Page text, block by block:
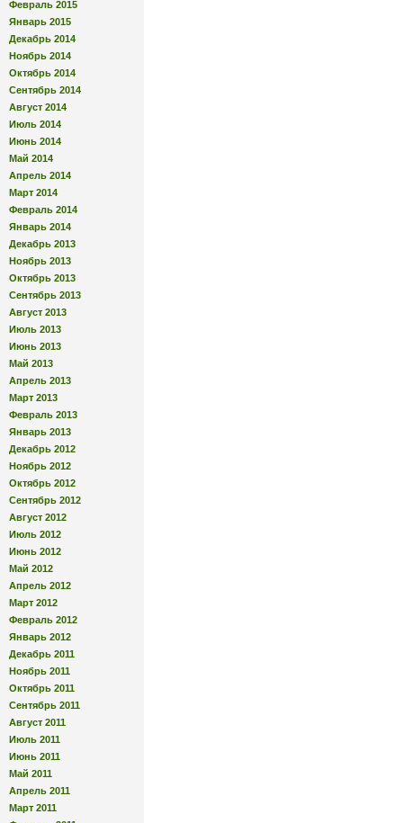
Февраль 2015
Январь 2015
Декабрь 2014
Ноябрь 2014
Октябрь 2014
Сентябрь 2014
Август 2014
Июль 2014
Июнь 2014
Май 2014
Апрель 2014
Март 2014
Февраль 2014
Январь 2014
Декабрь 2013
Ноябрь 2013
Октябрь 2013
Сентябрь 2013
Август 2013
Июль 2013
Июнь 2013
Май 2013
Апрель 2013
Март 2013
Февраль 2013
Январь 2013
Декабрь 2012
Ноябрь 2012
Октябрь 2012
Сентябрь 2012
Август 2012
Июль 2012
Июнь 2012
Май 2012
Апрель 2012
Март 2012
Февраль 2012
Январь 2012
Декабрь 2011
Ноябрь 2011
Октябрь 2011
Сентябрь 2011
Август 2011
Июль 2011
Июнь 2011
Май 2011
Апрель 2011
Март 2011